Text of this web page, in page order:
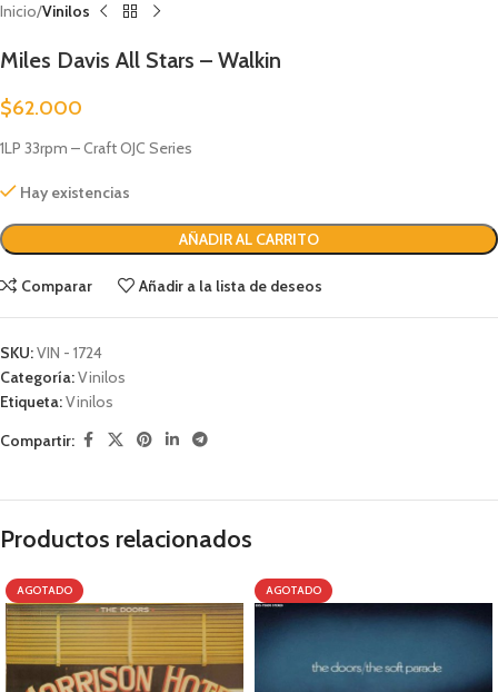
Inicio Vinilos
Miles Davis All Stars – Walkin
$62.000
1LP 33rpm – Craft OJC Series
Hay existencias
AÑADIR AL CARRITO
Comparar Añadir a la lista de deseos
SKU:VIN - 1724
Categoría:Vinilos
Etiqueta:Vinilos
Compartir:
Productos relacionados
AGOTADO AGOTADO